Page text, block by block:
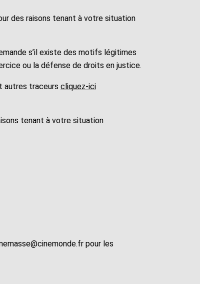
des raisons tenant à votre situation
s’il existe des motifs légitimes
ou la défense de droits en justice.
autres traceurs cliquez-ici
tenant à votre situation
pour les